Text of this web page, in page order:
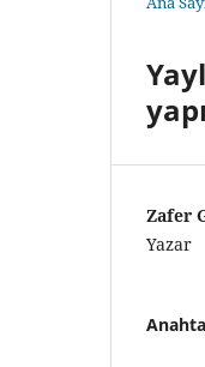
Zafer
Yazar